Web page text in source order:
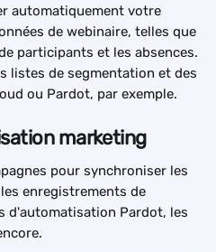
automatiquement votre
de webinaire, telles que
participants et les absences.
listes de segmentation et des
ou Pardot, par exemple.
marketing
pour synchroniser les
enregistrements de
d'automatisation Pardot, les